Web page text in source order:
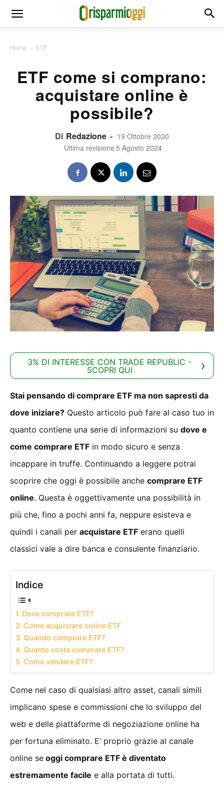
Home ETF
ETF come si comprano:
acquistare online è
possibile?
Di Redazione - 19 Ottobre 2020
Ultima revisione 5 Agosto 2024
3% DI INTERESSE CON TRADE REPUBLIC -
SCOPRI QUI
Stai pensando di comprare ETF ma non sapresti da
dove iniziare? Questo articolo può fare al caso tuo in
quanto contiene una serie di informazioni su dove e
come comprare ETF in modo sicuro e senza
incappare in truffe. Continuando a leggere potrai
scoprire che oggi è possibile anche comprare ETF
online. Questa è oggettivamente una possibilità in
più che, fino a pochi anni fa, neppure esisteva e
quindi i canali per acquistare ETF erano quelli
classici vale a dire banca e consulente finanziario.
Indice
Dove comprare ETF?
Come acquistare online ETF
Quando comprare ETF?
Quanto costa comprare ETF?
Come vendere ETF?
Come nel caso di qualsiasi altro asset, canali simili
implicano spese e commissioni che lo sviluppo del
web e delle piattaforme di negoziazione online ha
per fortuna eliminato. E’ proprio grazie al canale
online se oggi comprare ETF è diventato
estremamente facile e alla portata di tutti.